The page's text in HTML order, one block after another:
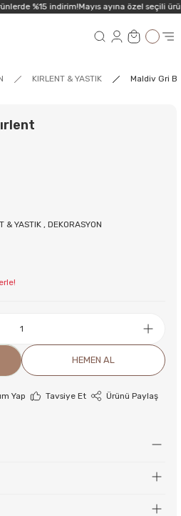
%15 indirim!Mayıs ayına özel seçili
KIRLENT & YASTIK Maldiv Gri
& YASTIK ,DEKORASYON
HEMEN AL
Yap Tavsiye Et
Ürünü Paylaş